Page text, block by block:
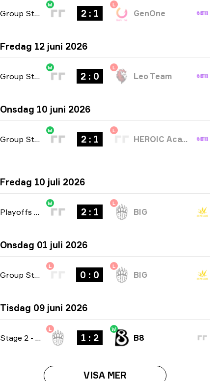
Group Stage -bo3
W
2 : 1
L
GenOne
Fredag 12 juni 2026
Group Stage -bo3
W
2 : 0
L
Leo Team
Onsdag 10 juni 2026
Group Stage -bo3
W
2 : 1
L
HEROIC Academy
Fredag 10 juli 2026
Playoffs bo3
W
2 : 1
L
BIG
Onsdag 01 juli 2026
Group Stage
L
0 : 0
L
BIG
Tisdag 09 juni 2026
Stage 2 - bo3
L
1 : 2
W
B8
VISA MER